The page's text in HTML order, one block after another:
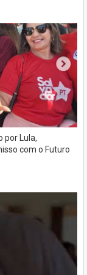
por Lula,
com o Futuro